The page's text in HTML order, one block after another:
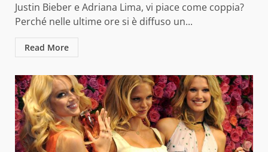
Justin Bieber e Adriana Lima, vi piace come coppia?
Perché nelle ultime ore si è diffuso un...
Read More